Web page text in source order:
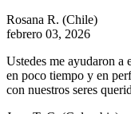
Rosana R. (Chile)
febrero 03, 2026
Ustedes me ayudaron a
en poco tiempo y en
con nuestros seres